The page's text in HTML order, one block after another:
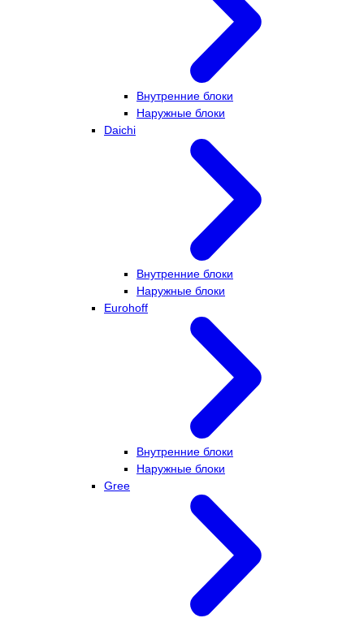
Внутренние блоки
Наружные блоки
Daichi
Внутренние блоки
Наружные блоки
Eurohoff
Внутренние блоки
Наружные блоки
Gree